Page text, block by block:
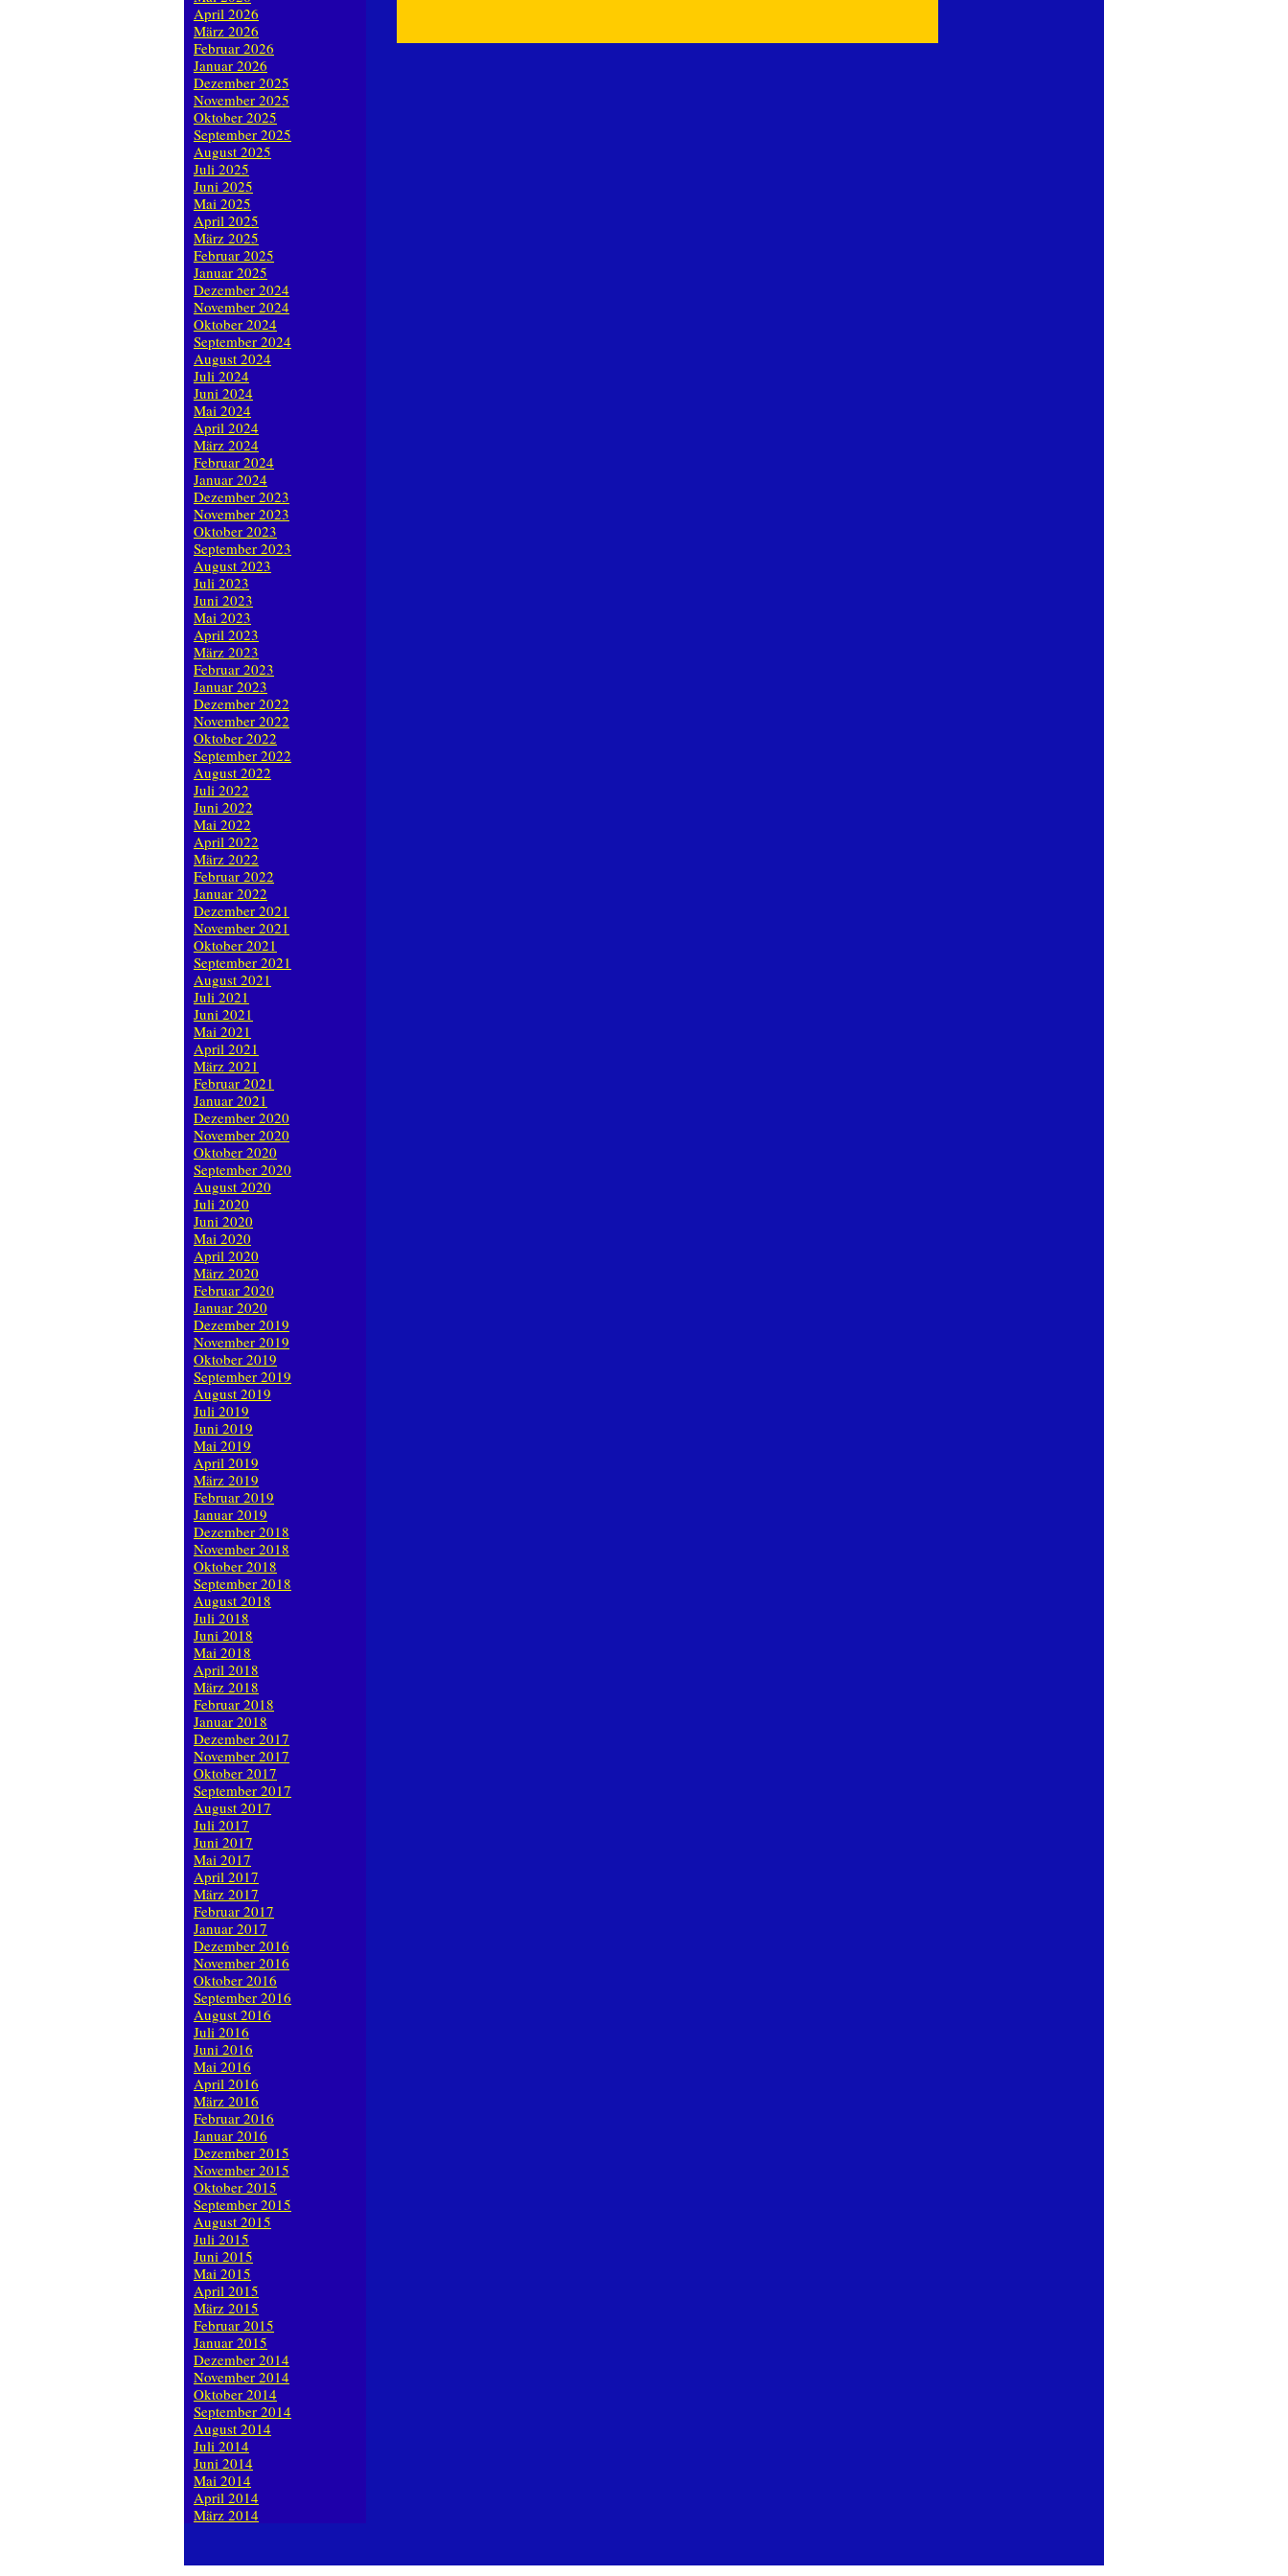
April 2026
März 2026
Februar 2026
Januar 2026
Dezember 2025
November 2025
Oktober 2025
September 2025
August 2025
Juli 2025
Juni 2025
Mai 2025
April 2025
März 2025
Februar 2025
Januar 2025
Dezember 2024
November 2024
Oktober 2024
September 2024
August 2024
Juli 2024
Juni 2024
Mai 2024
April 2024
März 2024
Februar 2024
Januar 2024
Dezember 2023
November 2023
Oktober 2023
September 2023
August 2023
Juli 2023
Juni 2023
Mai 2023
April 2023
März 2023
Februar 2023
Januar 2023
Dezember 2022
November 2022
Oktober 2022
September 2022
August 2022
Juli 2022
Juni 2022
Mai 2022
April 2022
März 2022
Februar 2022
Januar 2022
Dezember 2021
November 2021
Oktober 2021
September 2021
August 2021
Juli 2021
Juni 2021
Mai 2021
April 2021
März 2021
Februar 2021
Januar 2021
Dezember 2020
November 2020
Oktober 2020
September 2020
August 2020
Juli 2020
Juni 2020
Mai 2020
April 2020
März 2020
Februar 2020
Januar 2020
Dezember 2019
November 2019
Oktober 2019
September 2019
August 2019
Juli 2019
Juni 2019
Mai 2019
April 2019
März 2019
Februar 2019
Januar 2019
Dezember 2018
November 2018
Oktober 2018
September 2018
August 2018
Juli 2018
Juni 2018
Mai 2018
April 2018
März 2018
Februar 2018
Januar 2018
Dezember 2017
November 2017
Oktober 2017
September 2017
August 2017
Juli 2017
Juni 2017
Mai 2017
April 2017
März 2017
Februar 2017
Januar 2017
Dezember 2016
November 2016
Oktober 2016
September 2016
August 2016
Juli 2016
Juni 2016
Mai 2016
April 2016
März 2016
Februar 2016
Januar 2016
Dezember 2015
November 2015
Oktober 2015
September 2015
August 2015
Juli 2015
Juni 2015
Mai 2015
April 2015
März 2015
Februar 2015
Januar 2015
Dezember 2014
November 2014
Oktober 2014
September 2014
August 2014
Juli 2014
Juni 2014
Mai 2014
April 2014
März 2014